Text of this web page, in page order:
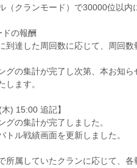
（クランモード）で30000位以内
の報酬
到達した周回数に応じて、周回
グの集計が完了し次第、本お知
します。
) 15:00 追記】
グの集計が完了しました。
トル戦績画面を更新しました。
所属していたクランに応じて、